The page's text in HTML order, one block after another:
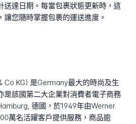
送達日期。每當包裹狀態更新時，這
讓您隨時掌握包裹的運送進度。
KG) 是Germany最大的時尚及生
是該國第二大企業對消費者電子商務
德國，於1949年由Werner
萬名活躍客戶提供服務，商品逾